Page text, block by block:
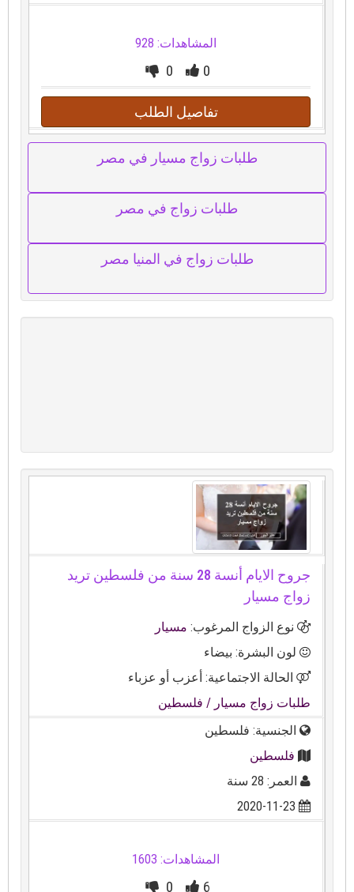
المشاهدات: 928
0
0
تفاصيل الطلب
طلبات زواج مسيار في مصر
طلبات زواج في مصر
طلبات زواج في المنيا مصر
جروح الايام أنسة 28 سنة من فلسطين تريد
زواج مسيار
نوع الزواج المرغوب:مسيار
لون البشرة: بيضاء
الحالة الاجتماعية: أعزب أو عزباء
طلبات زواج مسيار / فلسطين
الجنسية: فلسطين
فلسطين
العمر: 28 سنة
2020-11-23
المشاهدات: 1603
6
0